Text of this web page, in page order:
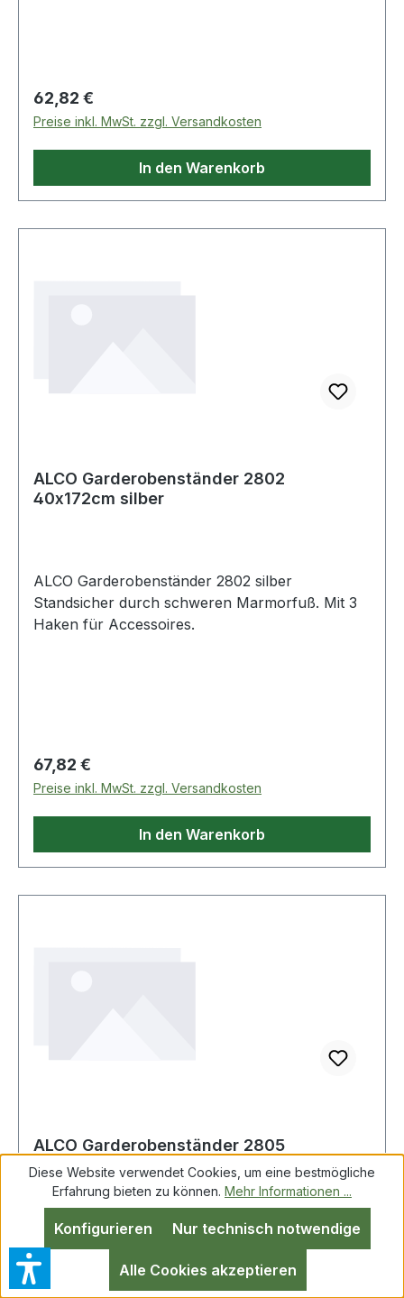
Regulärer Preis:
62,82 €
Preise inkl. MwSt. zzgl. Versandkosten
In den Warenkorb
ALCO Garderobenständer 2802
40x172cm silber
ALCO Garderobenständer 2802 silber
Standsicher durch schweren Marmorfuß. Mit 3
Haken für Accessoires.
Regulärer Preis:
67,82 €
Preise inkl. MwSt. zzgl. Versandkosten
In den Warenkorb
ALCO Garderobenständer 2805
48x178x48cm silber +6Kleiderbügel
ALCO Garderobenständer 2805 silber
+6Kleiderbügel Standsicher durch schweren
Marmorfuß. Mit 3 Haken für Accessoires.
Diese Website verwendet Cookies, um eine bestmögliche
Erfahrung bieten zu können. Mehr Informationen ...
Nur technisch notwendige
Konfigurieren
Alle Cookies akzeptieren